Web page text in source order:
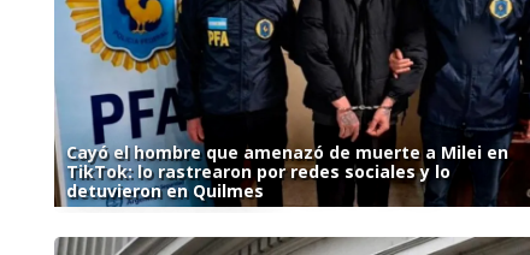
Cayó el hombre que amenazó de muerte a Milei en
TikTok: lo rastrearon por redes sociales y lo
detuvieron en Quilmes